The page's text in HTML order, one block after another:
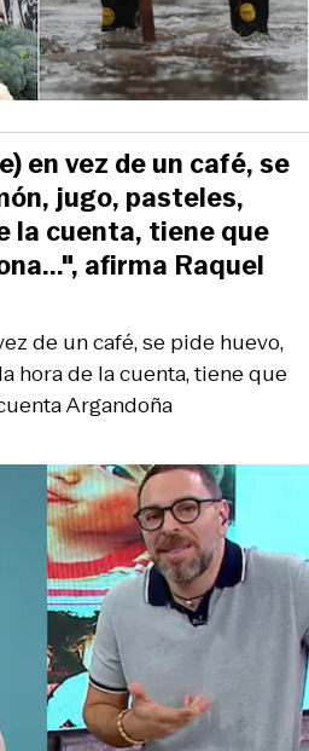
de un café, se pide huevo,
hora de la cuenta, tiene que
Argandoña
en vez de un café, se
jugo, pasteles,
la cuenta, tiene que
afirma Raquel